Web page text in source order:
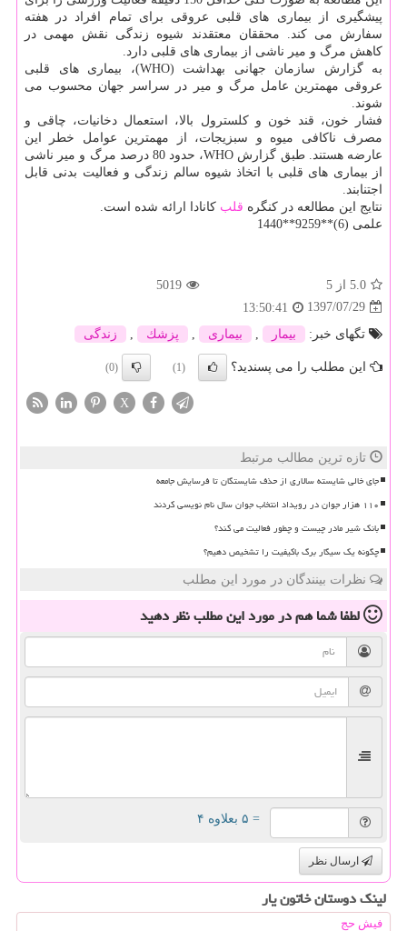
پیشگیری از بیماری های قلبی عروقی برای تمام افراد در هفته
سفارش می كند. محققان معتقدند شیوه زندگی نقش مهمی در
كاهش مرگ و میر ناشی از بیماری های قلبی دارد.
به گزارش سازمان جهانی بهداشت (WHO)، بیماری های قلبی
عروقی مهمترین عامل مرگ و میر در سراسر جهان محسوب می
شوند.
فشار خون، قند خون و كلسترول بالا، استعمال دخانیات، چاقی و
مصرف ناكافی میوه و سبزیجات، از مهمترین عوامل خطر این
عارضه هستند. طبق گزارش WHO، حدود 80 درصد مرگ و میر ناشی
از بیماری های قلبی با اتخاذ شیوه سالم زندگی و فعالیت بدنی قابل
اجتنابند.
نتایج این مطالعه در كنگره قلب كانادا ارائه شده است.
علمی (6)**9259**1440
5.0 از 5
5019
1397/07/29
13:50:41
تگهای خبر:
بیمار بیماری پزشك زندگی
این مطلب را می پسندید؟ (1)
(0)
X
تازه ترین مطالب مرتبط
جای خالی شایسته سالاری از حذف شایستگان تا فرسایش جامعه
۱۱۰ هزار جوان در رویداد انتخاب جوان سال نام نویسی کردند
بانک شیر مادر چیست و چطور فعالیت می کند؟
چگونه یک سیگار برگ باکیفیت را تشخیص دهیم؟
نظرات بینندگان در مورد این مطلب
لطفا شما همدر مورد این مطلبنظر دهید
= ۵ بعلاوه ۴
ارسال نظر
لینک دوستان خاتون یار
فیش حج